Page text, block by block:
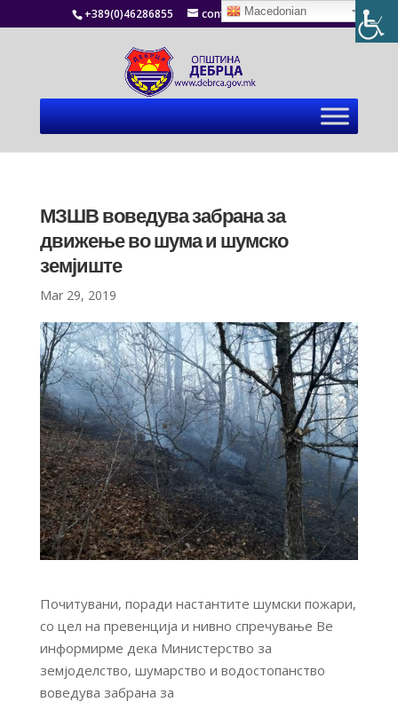
+389(0)46286855 contact@debrca.gov.mk
МЗШВ воведува забрана за
движење во шума и шумско
земјиште
Mar 29, 2019
Почитувани, поради настантите шумски пожари,
со цел на превенција и нивно спречување Ве
информирме дека Министерство за
земјоделство, шумарство и водостопанство
воведува забрана за
Macedonian